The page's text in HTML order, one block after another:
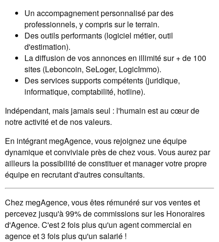
Un accompagnement personnalisé par des
professionnels, y compris sur le terrain.
Des outils performants (logiciel métier, outil
d'estimation).
La diffusion de vos annonces en illimité sur + de 100
sites (Leboncoin, SeLoger, LogicImmo).
Des services supports compétents (juridique,
informatique, comptabilité, hotline).
Indépendant, mais jamais seul : l'humain est au cœur de
notre activité et de nos valeurs.
En intégrant megAgence, vous rejoignez une équipe
dynamique et conviviale près de chez vous. Vous aurez par
ailleurs la possibilité de constituer et manager votre propre
équipe en recrutant d'autres consultants.
Chez megAgence, vous êtes rémunéré sur vos ventes et
percevez jusqu'à 99% de commissions sur les Honoraires
d'Agence. C'est 2 fois plus qu'un agent commercial en
agence et 3 fois plus qu'un salarié !